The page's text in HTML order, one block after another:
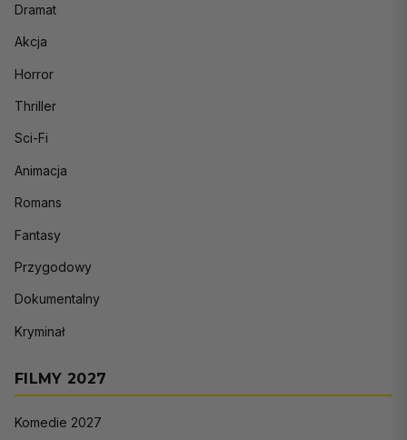
Dramat
Akcja
Horror
Thriller
Sci-Fi
Animacja
Romans
Fantasy
Przygodowy
Dokumentalny
Kryminał
FILMY 2027
Komedie 2027